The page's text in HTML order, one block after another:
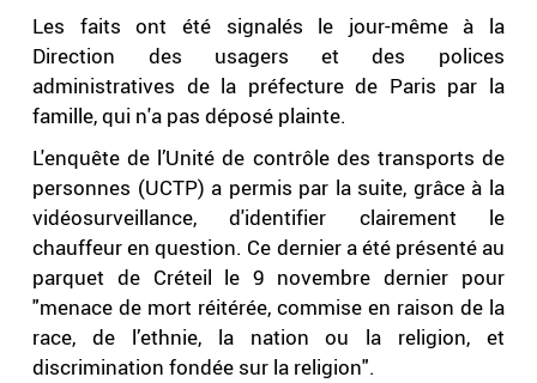
Les faits ont été signalés le jour-même à la
Direction des usagers et des polices
administratives de la préfecture de Paris par la
famille, qui n'a pas déposé plainte.
L'enquête de l’Unité de contrôle des transports de
personnes (UCTP) a permis par la suite, grâce à la
vidéosurveillance, d'identifier clairement le
chauffeur en question. Ce dernier a été présenté au
parquet de Créteil le 9 novembre dernier pour
"menace de mort réitérée, commise en raison de la
race, de l’ethnie, la nation ou la religion, et
discrimination fondée sur la religion".